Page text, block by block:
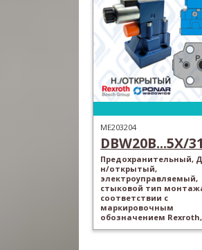
ME203204
DBW20B...5X/
Предохранительный,
н/открытый,
электроуправляемый,
стыковой тип
соответствии с
маркировочным
обозначением